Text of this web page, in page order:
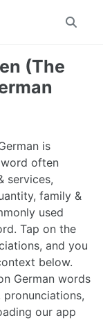
Toggle
(The
is
word often
services,
family &
used
Tap on the
and you
below.
German words
our app